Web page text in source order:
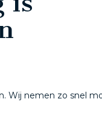
Wij nemen zo snel